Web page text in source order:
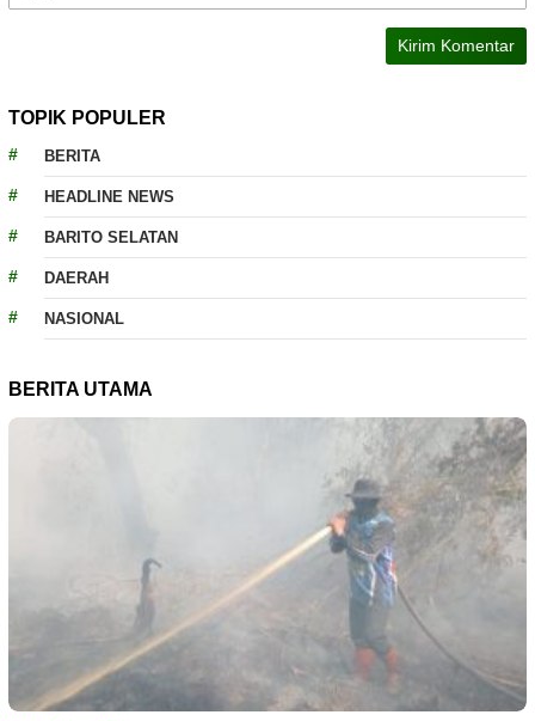
TOPIK POPULER
BERITA
HEADLINE NEWS
BARITO SELATAN
DAERAH
NASIONAL
BERITA UTAMA